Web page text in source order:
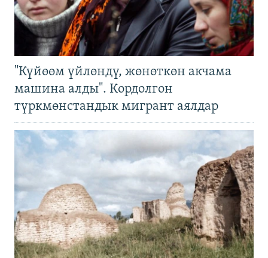
"Күйөөм үйлөндү, жөнөткөн акчама
машина алды". Кордолгон
түркмөнстандык мигрант аялдар